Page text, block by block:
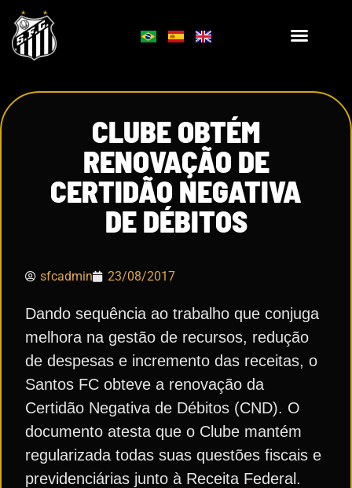
CLUBE OBTÉM
RENOVAÇÃO DE
CERTIDÃO NEGATIVA
DE DÉBITOS
sfcadmin 23/08/2017
Dando sequência ao trabalho que conjuga
melhora na gestão de recursos, redução
de despesas e incremento das receitas, o
Santos FC obteve a renovação da
Certidão Negativa de Débitos (CND). O
documento atesta que o Clube mantém
regularizada todas suas questões fiscais e
previdenciárias junto à Receita Federal.